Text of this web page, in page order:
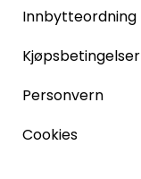
Innbytteordning
Kjøpsbetingelser
Personvern
Cookies